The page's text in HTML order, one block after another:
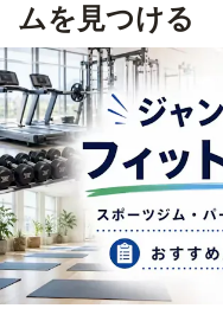
ムを見つける